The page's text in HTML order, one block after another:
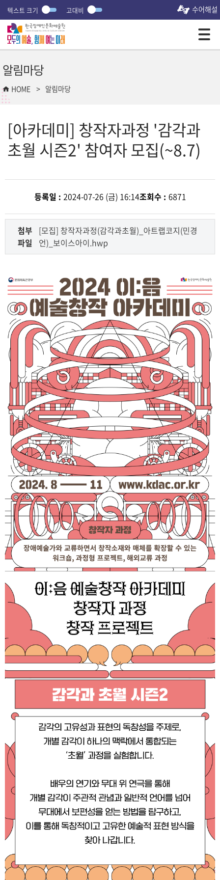
텍스트 크기 고대비 수어해설
알림마당
HOME 알림마당
[아카데미] 창작자과정 '감각과
초월 시즌2' 참여자 모집(~8.7)
등록일 : 2024-07-26 (금) 16:14조회수 : 6871
첨부
파일
[모집] 창작자과정(감각과초월)_아트랩코지(민경
언)_보이스아이.hwp